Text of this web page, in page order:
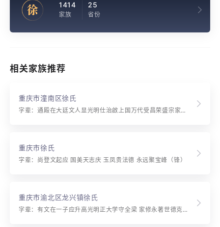
徐 1414
家族
25
省份
相关家族推荐
重庆市潼南区徐氏
字辈：通殿在大廷文人显光明仕治啟上国万代受昌荣盛宗家兴永忠良昭王京朝隆正义安全庆吉亨
重庆市徐氏
字辈：尚登文起应 国美天志庆 玉凤贵法德 永远聚宝峰（锋）
重庆市渝北区龙兴镇徐氏
字辈：有文在一子应升高光明正大学守全梁 家修永著世德克方尊仁安义吉善泽长